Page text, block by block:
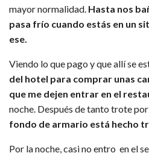
mayor normalidad. Hasta nos
pasa frío cuando estás en un
ese.
Viendo lo que pago y que allí se
del hotel para comprar unas
que me dejen entrar en el
noche. Después de tanto trote por
fondo de armario está hecho
Por la noche, casi no entro en el